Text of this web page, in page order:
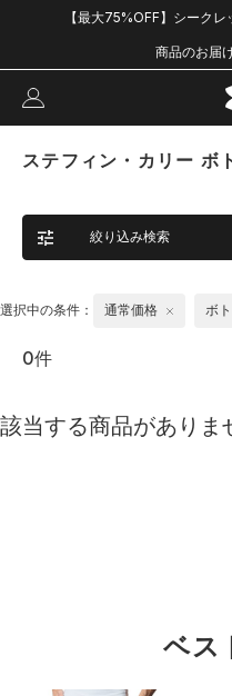
【最大75%OFF】シーク
商品のお届
ステフィン・カリー ボ
絞り込み検索
選択中の条件： 通常価格 ボ
0件
該当する商品がありま
ベス